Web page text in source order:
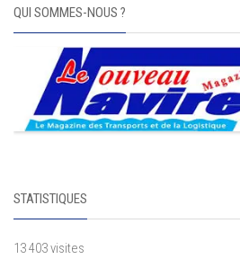
QUI SOMMES-NOUS ?
STATISTIQUES
13 403 visites